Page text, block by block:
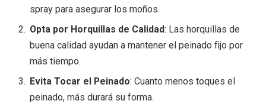
spray para asegurar los moños.
Opta por Horquillas de Calidad: Las horquillas de
buena calidad ayudan a mantener el peinado fijo por
más tiempo.
Evita Tocar el Peinado: Cuanto menos toques el
peinado, más durará su forma.